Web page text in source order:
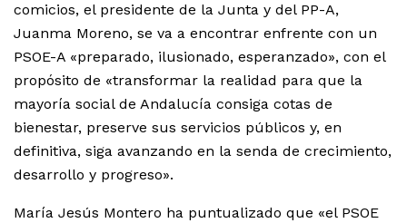
comicios, el presidente de la Junta y del PP-A,
Juanma Moreno, se va a encontrar enfrente con un
PSOE-A «preparado, ilusionado, esperanzado», con el
propósito de «transformar la realidad para que la
mayoría social de Andalucía consiga cotas de
bienestar, preserve sus servicios públicos y, en
definitiva, siga avanzando en la senda de crecimiento,
desarrollo y progreso».
María Jesús Montero ha puntualizado que «el PSOE